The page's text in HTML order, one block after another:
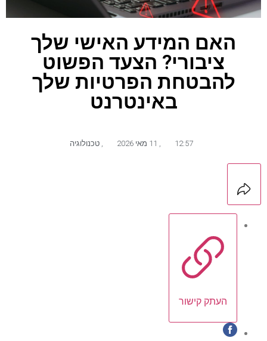
האם המידע האישי שלך
ציבורי? הצעד הפשוט
להבטחת הפרטיות שלך
באינטרנט
12:57 טכנולוגיה
העתק קישור